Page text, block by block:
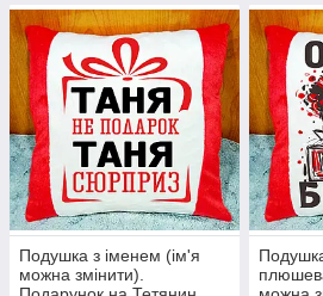
Подушка з іменем (ім'я
можна змінити).